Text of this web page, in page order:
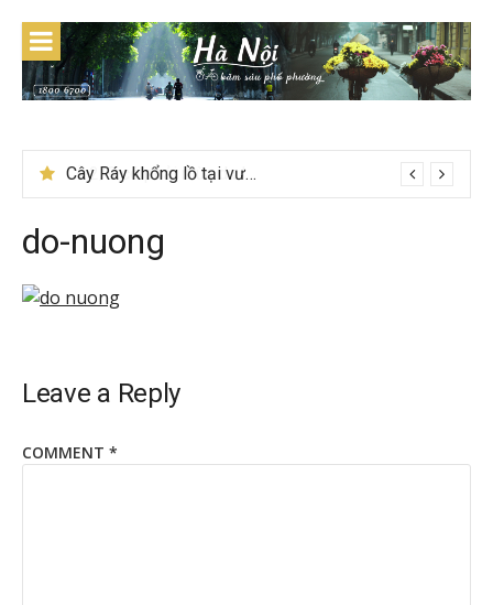
content
Cây Ráy khổng lồ tại vườn Quốc gia Cúc Phương
do-nuong
Leave a Reply
COMMENT *